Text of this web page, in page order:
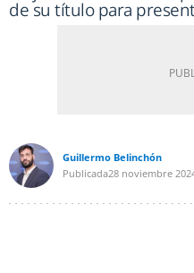
de su título para
Guillermo Belinchón
Publicada28 noviembre